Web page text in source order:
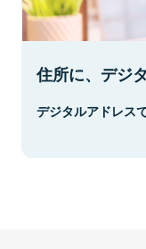
住所に、デジ
デジタルアドレス